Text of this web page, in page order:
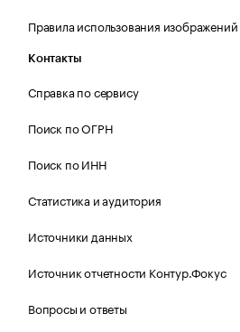
Правила использования изображений
Контакты
Справка по сервису
Поиск по ОГРН
Поиск по ИНН
Статистика и аудитория
Источники данных
Источник отчетности Контур.Фокус
Вопросы и ответы